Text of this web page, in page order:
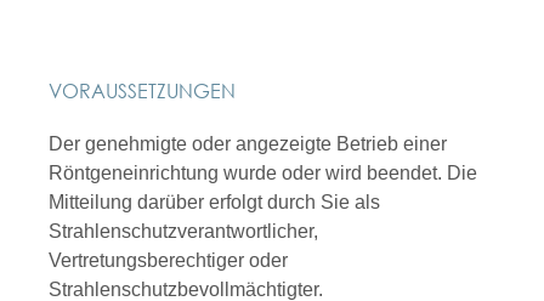
VORAUSSETZUNGEN
Der genehmigte oder angezeigte Betrieb einer
Röntgeneinrichtung wurde oder wird beendet. Die
Mitteilung darüber erfolgt durch Sie als
Strahlenschutzverantwortlicher,
Vertretungsberechtiger oder
Strahlenschutzbevollmächtigter.